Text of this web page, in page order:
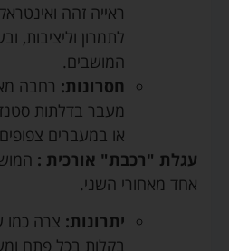
ראייה זהה
לתמרון וליציבות,
המושבים.
חסרונות: רחבה
מעבר בדלתות
או במעברים
עגלת "רכבת" אורכית :
אחד מאחורי השני.
יתרונות: צרה כמו
בקלות בכל פתח